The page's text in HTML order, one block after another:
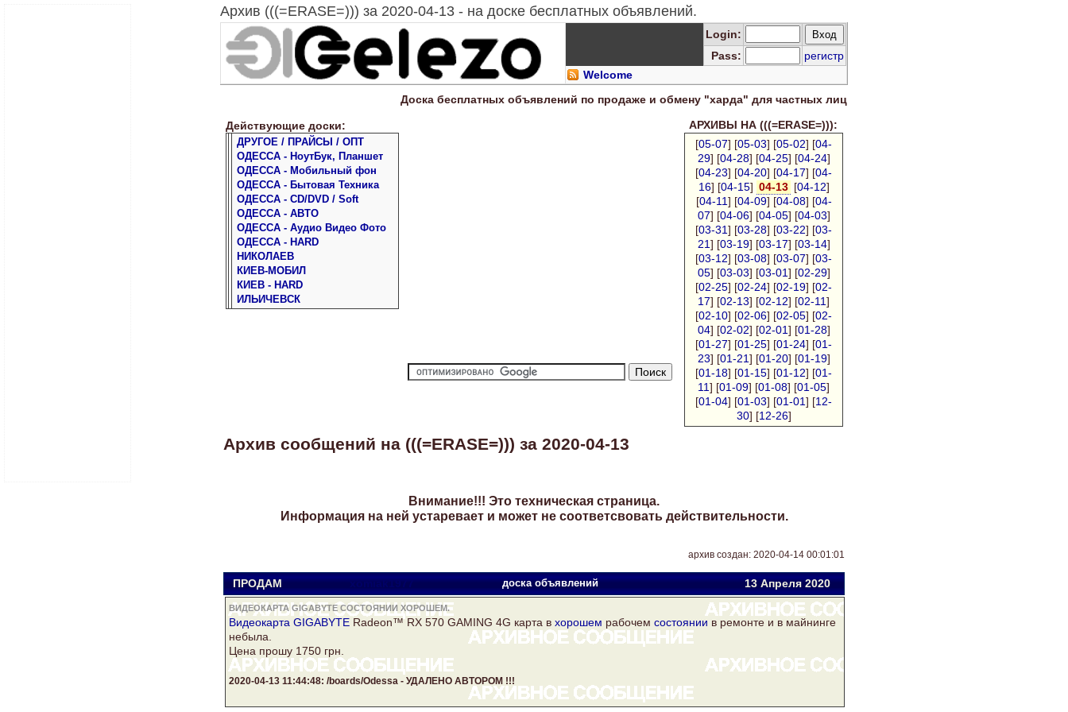
Архив (((=ERASE=))) за 2020-04-13 - на доске бесплатных объявлений.
Login:
Pass:
регистр
Welcome
Доска бесплатных объявлений по продаже и обмену "харда" для частных лиц
Действующие доски:
ДРУГОЕ / ПРАЙСЫ / ОПТ
ОДЕССА - НоутБук, Планшет
ОДЕССА - Мобильный фон
ОДЕССА - Бытовая Техника
ОДЕССА - CD/DVD / Soft
ОДЕССА - АВТО
ОДЕССА - Аудио Видео Фото
ОДЕССА - HARD
НИКОЛАЕВ
КИЕВ-МОБИЛ
КИЕВ - HARD
ИЛЬИЧЕВСК
АРХИВЫ НА (((=ERASE=))):
[05-07] [05-03] [05-02] [04-
29] [04-28] [04-25] [04-24]
[04-23] [04-20] [04-17] [04-
16] [04-15] 04-13 [04-12]
[04-11] [04-09] [04-08] [04-
07] [04-06] [04-05] [04-03]
[03-31] [03-28] [03-22] [03-
21] [03-19] [03-17] [03-14]
[03-12] [03-08] [03-07] [03-
05] [03-03] [03-01] [02-29]
[02-25] [02-24] [02-19] [02-
17] [02-13] [02-12] [02-11]
[02-10] [02-06] [02-05] [02-
04] [02-02] [02-01] [01-28]
[01-27] [01-25] [01-24] [01-
23] [01-21] [01-20] [01-19]
[01-18] [01-15] [01-12] [01-
11] [01-09] [01-08] [01-05]
[01-04] [01-03] [01-01] [12-
30] [12-26]
Архив сообщений на (((=ERASE=))) за 2020-04-13
Внимание!!! Это техническая страница.
Информация на ней устаревает и может не соответсвовать действительности.
архив создан: 2020-04-14 00:01:01
ПРОДАМ xomiak1977 доска объявлений 13 Апреля2020
ВИДЕОКАРТА GIGABYTE СОСТОЯНИИ ХОРОШЕМ.
Видеокарта GIGABYTE Radeon™ RX 570 GAMING 4G карта в хорошем рабочем состоянии в ремонте и в майнинге
небыла.
Цена прошу 1750 грн.
2020-04-13 11:44:48: /boards/Odessa - УДАЛЕНО АВТОРОМ !!!